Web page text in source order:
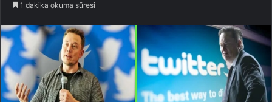
1 dakika okuma süresi